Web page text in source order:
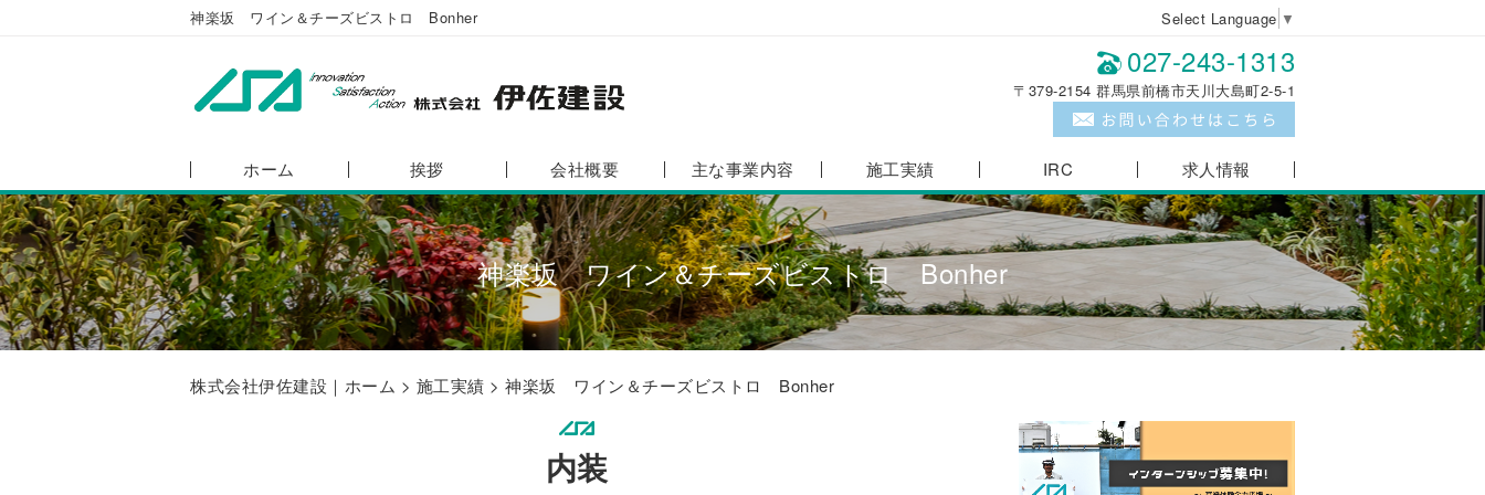
神楽坂 ワイン＆チーズビストロ Bonher Select Language ▼
027-243-1313
〒379-2154 群馬県前橋市天川大島町2-5-1
ホーム 挨拶 会社概要 主な事業内容 施工実績 IRC 求人情報
神楽坂 ワイン＆チーズビストロ Bonher
株式会社伊佐建設｜ホーム > 施工実績 > 神楽坂 ワイン＆チーズビストロ Bonher
内装